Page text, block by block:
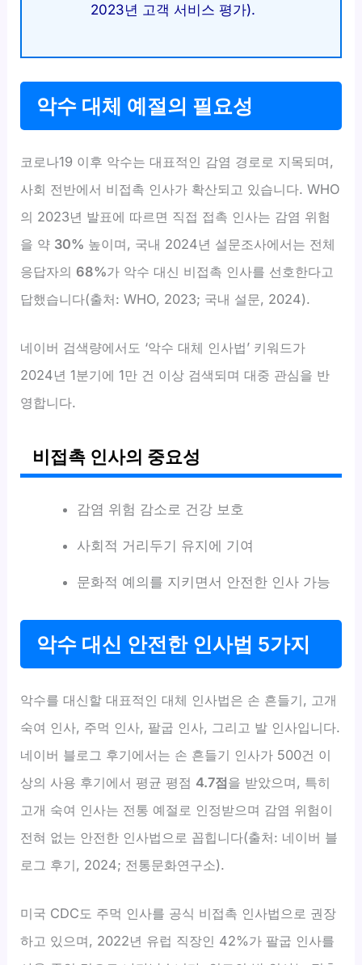
2023년 고객 서비스 평가).
악수 대체 예절의 필요성
코로나19 이후 악수는 대표적인 감염 경로로 지목되며,
사회 전반에서 비접촉 인사가 확산되고 있습니다. WHO
의 2023년 발표에 따르면 직접 접촉 인사는 감염 위험
을 약 30% 높이며, 국내 2024년 설문조사에서는 전체
응답자의 68%가 악수 대신 비접촉 인사를 선호한다고
답했습니다(출처: WHO, 2023; 국내 설문, 2024).
네이버 검색량에서도 ‘악수 대체 인사법’ 키워드가
2024년 1분기에 1만 건 이상 검색되며 대중 관심을 반
영합니다.
비접촉 인사의 중요성
감염 위험 감소로 건강 보호
사회적 거리두기 유지에 기여
문화적 예의를 지키면서 안전한 인사 가능
악수 대신 안전한 인사법 5가지
악수를 대신할 대표적인 대체 인사법은 손 흔들기, 고개
숙여 인사, 주먹 인사, 팔굽 인사, 그리고 발 인사입니다.
네이버 블로그 후기에서는 손 흔들기 인사가 500건 이
상의 사용 후기에서 평균 평점 4.7점을 받았으며, 특히
고개 숙여 인사는 전통 예절로 인정받으며 감염 위험이
전혀 없는 안전한 인사법으로 꼽힙니다(출처: 네이버 블
로그 후기, 2024; 전통문화연구소).
미국 CDC도 주먹 인사를 공식 비접촉 인사법으로 권장
하고 있으며, 2022년 유럽 직장인 42%가 팔굽 인사를